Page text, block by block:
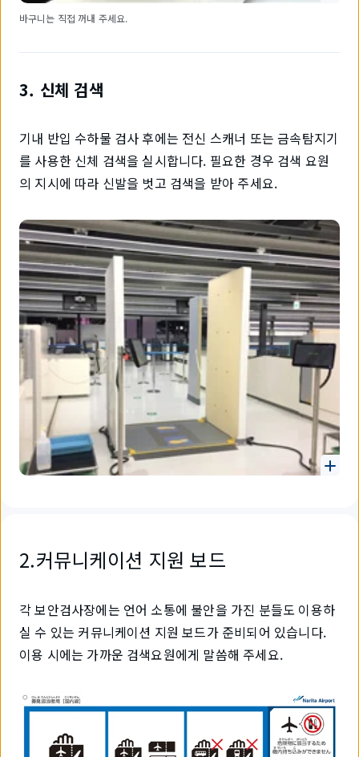
바구니는 직접 꺼내 주세요.
3. 신체 검색
기내 반입 수하물 검사 후에는 전신 스캐너 또는 금속탐지기
를 사용한 신체 검색을 실시합니다. 필요한 경우 검색 요원
의 지시에 따라 신발을 벗고 검색을 받아 주세요.
2.커뮤니케이션 지원 보드
각 보안검사장에는 언어 소통에 불안을 가진 분들도 이용하
실 수 있는 커뮤니케이션 지원 보드가 준비되어 있습니다.
이용 시에는 가까운 검색요원에게 말씀해 주세요.